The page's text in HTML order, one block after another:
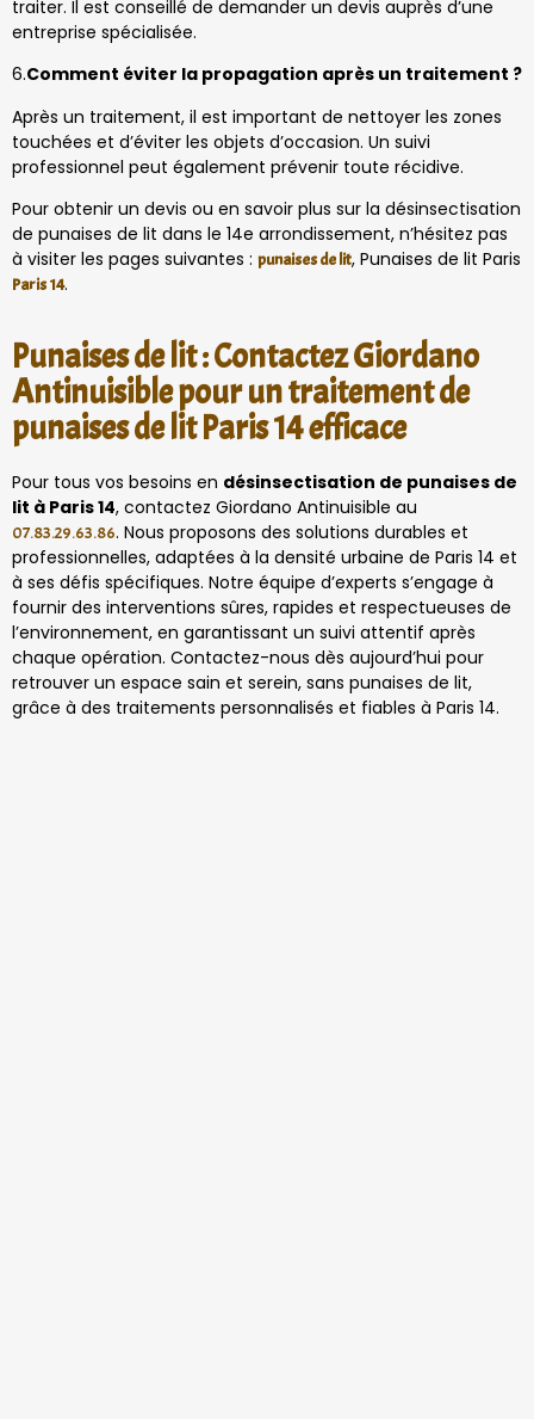
traiter. Il est conseillé de demander un devis auprès d’une
entreprise spécialisée.
6.Comment éviter la propagation après un traitement ?
Après un traitement, il est important de nettoyer les zones
touchées et d’éviter les objets d’occasion. Un suivi
professionnel peut également prévenir toute récidive.
Pour obtenir un devis ou en savoir plus sur la désinsectisation
de punaises de lit dans le 14e arrondissement, n’hésitez pas
à visiter les pages suivantes : punaises de lit, Punaises de lit Paris
Paris 14.
Punaises de lit : Contactez Giordano
Antinuisible pour un traitement de
punaises de lit Paris 14 efficace
Pour tous vos besoins en désinsectisation de punaises de
lit à Paris 14, contactez Giordano Antinuisible au
07.83.29.63.86. Nous proposons des solutions durables et
professionnelles, adaptées à la densité urbaine de Paris 14 et
à ses défis spécifiques. Notre équipe d’experts s’engage à
fournir des interventions sûres, rapides et respectueuses de
l’environnement, en garantissant un suivi attentif après
chaque opération. Contactez-nous dès aujourd’hui pour
retrouver un espace sain et serein, sans punaises de lit,
grâce à des traitements personnalisés et fiables à Paris 14.